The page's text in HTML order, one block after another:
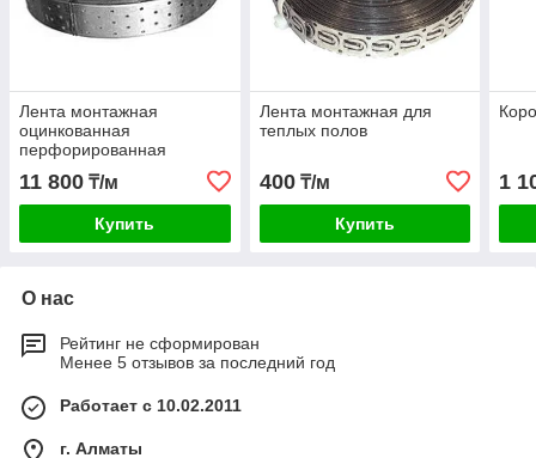
Лента монтажная
оцинкованная
перфорированная
11 800 ₸/м
Купить
Лента монтажная для
теплых полов
400₸/м
Купить
1
О нас
Рейтинг не сформирован
Менее 5 отзывов за последний год
Работает с 10.02.2011
г. Алматы